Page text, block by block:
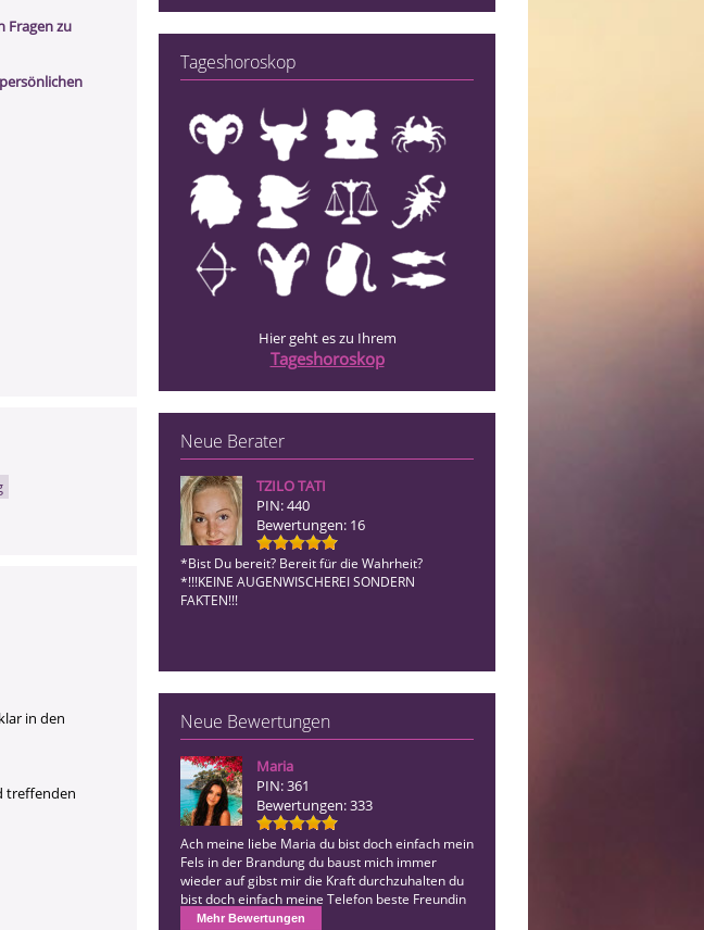
Tageshoroskop
Hier geht es zu Ihrem
Tageshoroskop
Neue Berater
TZILO TATI
PIN: 440
Bewertungen: 16
*Bist Du bereit? Bereit für die Wahrheit?
*!!!KEINE AUGENWISCHEREI SONDERN
FAKTEN!!!
Neue Bewertungen
Maria
PIN: 361
Bewertungen: 333
Ach meine liebe Maria du bist doch einfach mein
Fels in der Brandung du baust mich immer
wieder auf gibst mir die Kraft durchzuhalten du
bist doch einfach meine Telefon beste Freundin
danke für alles…
Mehr Bewertungen
Fragen zu
in den
treffenden